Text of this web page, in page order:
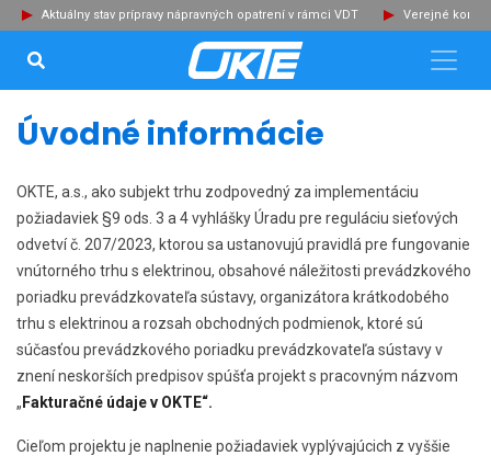
Aktuálny stav prípravy nápravných opatrení v rámci VDT Verejné
Úvodné informácie
OKTE, a.s., ako subjekt trhu zodpovedný za implementáciu
požiadaviek §9 ods. 3 a 4 vyhlášky Úradu pre reguláciu sieťových
odvetví č. 207/2023, ktorou sa ustanovujú pravidlá pre fungovanie
vnútorného trhu s elektrinou, obsahové náležitosti prevádzkového
poriadku prevádzkovateľa sústavy, organizátora krátkodobého
trhu s elektrinou a rozsah obchodných podmienok, ktoré sú
súčasťou prevádzkového poriadku prevádzkovateľa sústavy v
znení neskorších predpisov spúšťa projekt s pracovným názvom
„ Fakturačné údaje v OKTE“.
Cieľom projektu je naplnenie požiadaviek vyplývajúcich z vyššie